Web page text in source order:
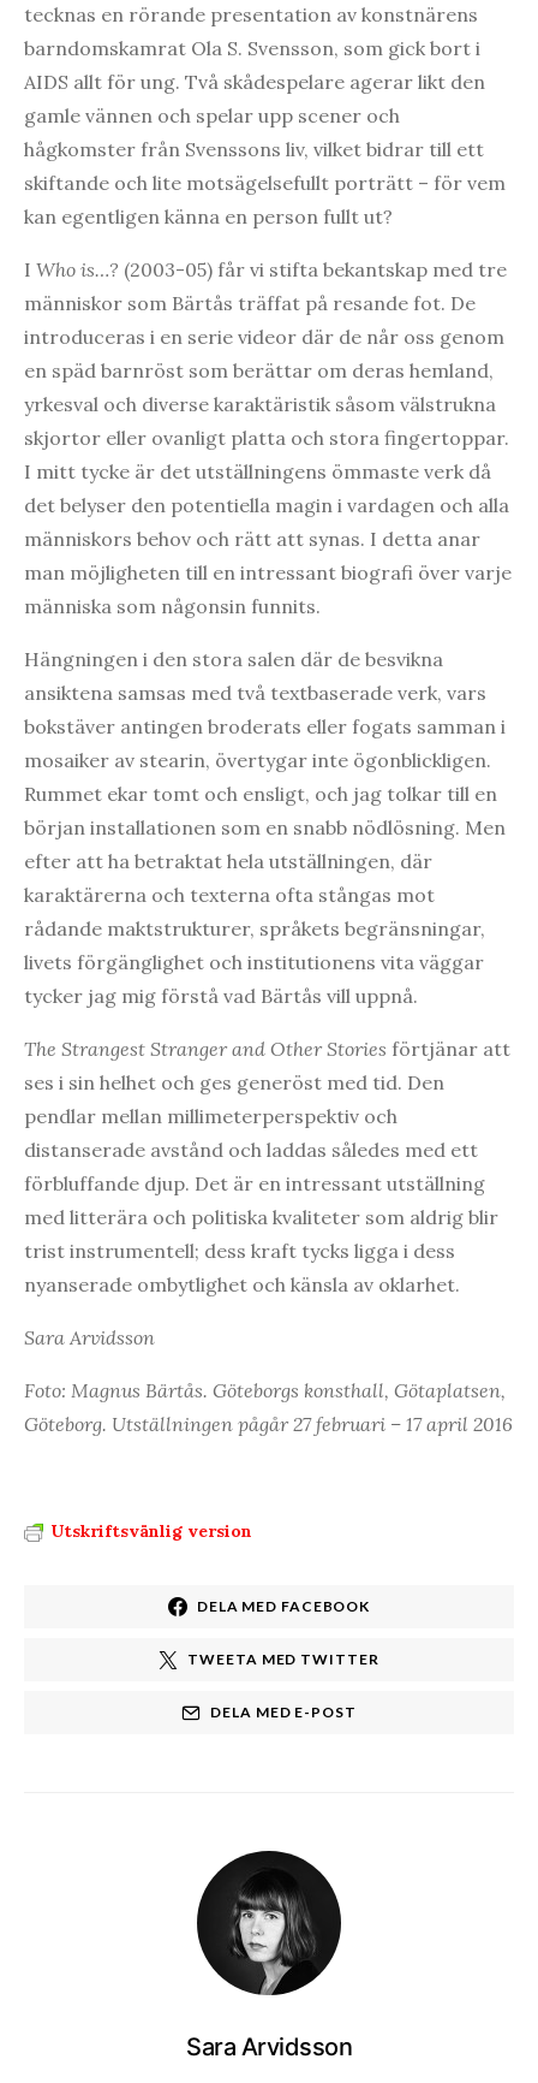
tecknas en rörande presentation av konstnärens
barndomskamrat Ola S. Svensson, som gick bort i
AIDS allt för ung. Två skådespelare agerar likt den
gamle vännen och spelar upp scener och
hågkomster från Svenssons liv, vilket bidrar till ett
skiftande och lite motsägelsefullt porträtt – för vem
kan egentligen känna en person fullt ut?
I Who is…? (2003-05) får vi stifta bekantskap med tre
människor som Bärtås träffat på resande fot. De
introduceras i en serie videor där de når oss genom
en späd barnröst som berättar om deras hemland,
yrkesval och diverse karaktäristik såsom välstrukna
skjortor eller ovanligt platta och stora fingertoppar.
I mitt tycke är det utställningens ömmaste verk då
det belyser den potentiella magin i vardagen och alla
människors behov och rätt att synas. I detta anar
man möjligheten till en intressant biografi över varje
människa som någonsin funnits.
Hängningen i den stora salen där de besvikna
ansiktena samsas med två textbaserade verk, vars
bokstäver antingen broderats eller fogats samman i
mosaiker av stearin, övertygar inte ögonblickligen.
Rummet ekar tomt och ensligt, och jag tolkar till en
början installationen som en snabb nödlösning. Men
efter att ha betraktat hela utställningen, där
karaktärerna och texterna ofta stångas mot
rådande maktstrukturer, språkets begränsningar,
livets förgänglighet och institutionens vita väggar
tycker jag mig förstå vad Bärtås vill uppnå.
The Strangest Stranger and Other Stories förtjänar att
ses i sin helhet och ges generöst med tid. Den
pendlar mellan millimeterperspektiv och
distanserade avstånd och laddas således med ett
förbluffande djup. Det är en intressant utställning
med litterära och politiska kvaliteter som aldrig blir
trist instrumentell; dess kraft tycks ligga i dess
nyanserade ombytlighet och känsla av oklarhet.
Sara Arvidsson
Foto: Magnus Bärtås. Göteborgs konsthall, Götaplatsen,
Göteborg. Utställningen pågår 27 februari – 17 april 2016
Utskriftsvänlig version
DELA MED FACEBOOK
TWEETA MED TWITTER
DELA MED E-POST
Sara Arvidsson